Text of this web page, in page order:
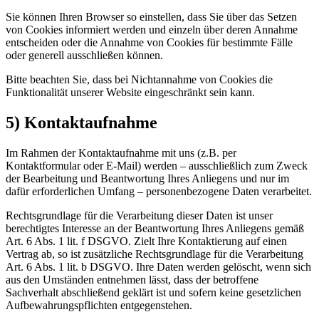
Sie können Ihren Browser so einstellen, dass Sie über das Setzen
von Cookies informiert werden und einzeln über deren Annahme
entscheiden oder die Annahme von Cookies für bestimmte Fälle
oder generell ausschließen können.
Bitte beachten Sie, dass bei Nichtannahme von Cookies die
Funktionalität unserer Website eingeschränkt sein kann.
5) Kontaktaufnahme
Im Rahmen der Kontaktaufnahme mit uns (z.B. per
Kontaktformular oder E-Mail) werden – ausschließlich zum Zweck
der Bearbeitung und Beantwortung Ihres Anliegens und nur im
dafür erforderlichen Umfang – personenbezogene Daten verarbeitet.
Rechtsgrundlage für die Verarbeitung dieser Daten ist unser
berechtigtes Interesse an der Beantwortung Ihres Anliegens gemäß
Art. 6 Abs. 1 lit. f DSGVO. Zielt Ihre Kontaktierung auf einen
Vertrag ab, so ist zusätzliche Rechtsgrundlage für die Verarbeitung
Art. 6 Abs. 1 lit. b DSGVO. Ihre Daten werden gelöscht, wenn sich
aus den Umständen entnehmen lässt, dass der betroffene
Sachverhalt abschließend geklärt ist und sofern keine gesetzlichen
Aufbewahrungspflichten entgegenstehen.